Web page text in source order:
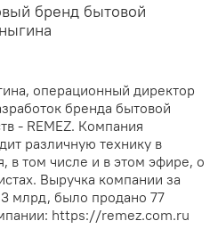
бренд бытовой
операционный директор
бренда бытовой
- REMEZ. Компания
различную технику в
в том числе и в этом эфире, о
Выручка компании за
млрд, было продано 77
https://remez.com.ru